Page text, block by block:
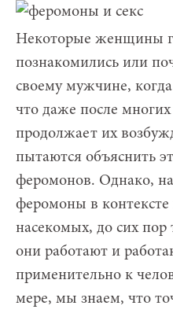
Некоторые женщины
познакомились или
своему мужчине,
что даже после многих
продолжает их
пытаются объяснить
феромонов. Однако,
феромоны в
насекомых, до сих пор
они работают и
применительно к
мере, мы знаем, что